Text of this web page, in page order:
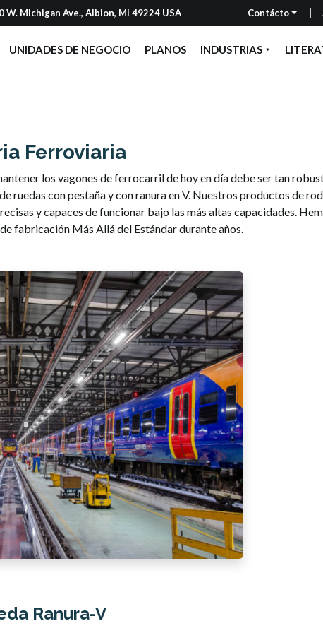
W. Michigan Ave., Albion, MI 49224 USA Contácto
UNIDADES DE NEGOCIO PLANOS INDUSTRIAS
Ferroviaria
los vagones de ferrocarril de hoy en día debe ser tan
ruedas con pestaña y con ranura en V. Nuestros productos de
y capaces de funcionar bajo las más altas capacidades.
fabricación Más Allá del Estándar durante años.
Ranura-V